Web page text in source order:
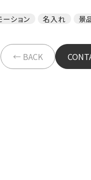
ション 名入れ 景
← BACK